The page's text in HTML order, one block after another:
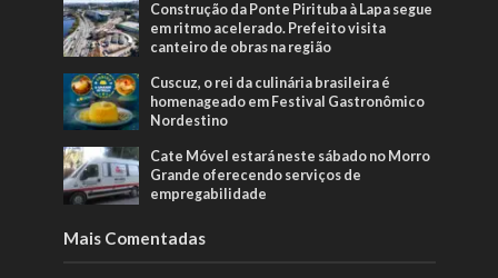
Construção da Ponte Pirituba à Lapa segue
em ritmo acelerado. Prefeito visita
canteiro de obras na região
Cuscuz, o rei da culinária brasileira é
homenageado em Festival Gastronômico
Nordestino
Cate Móvel estará neste sábado no Morro
Grande oferecendo serviços de
empregabilidade
Mais Comentadas